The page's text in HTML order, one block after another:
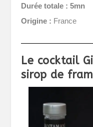
Durée totale : 5mn
Origine : France
Le cocktail
sirop de